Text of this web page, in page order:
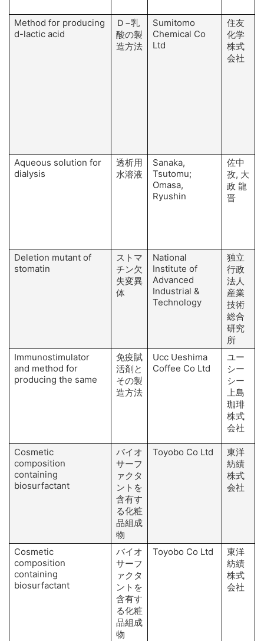
Method for producing
d-lactic acid
Ｄ−乳
酸の製
造方法
Sumitomo
Chemical Co
Ltd
住友
化学
株式
会社
Aqueous solution for
dialysis
透析用
水溶液
Sanaka,
Tsutomu;
Omasa,
Ryushin
佐中
孜, 大
政 龍
晋
Deletion mutant of
stomatin
ストマ
チン欠
失変異
体
National
Institute of
Advanced
Industrial &
Technology
独立
行政
法人
産業
技術
総合
研究
所
Immunostimulator
and method for
producing the same
免疫賦
活剤と
その製
造方法
Ucc Ueshima
Coffee Co Ltd
ユー
シー
シー
上島
珈琲
株式
会社
Cosmetic
composition
containing
biosurfactant
バイオ
サーフ
ァクタ
ントを
含有す
る化粧
品組成
物
Toyobo Co Ltd
東洋
紡績
株式
会社
Cosmetic
composition
containing
biosurfactant
バイオ
サーフ
ァクタ
ントを
含有す
る化粧
品組成
物
Toyobo Co Ltd
東洋
紡績
株式
会社